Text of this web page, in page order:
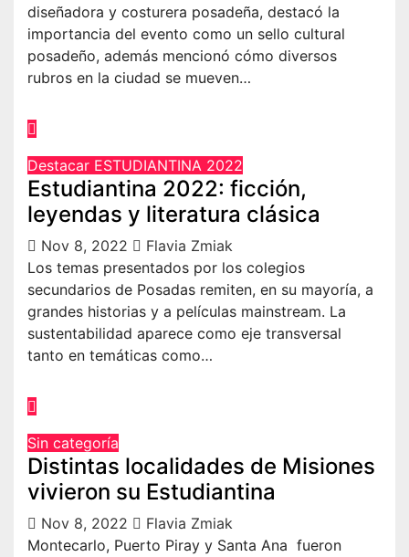
diseñadora y costurera posadeña, destacó la
importancia del evento como un sello cultural
posadeño, además mencionó cómo diversos
rubros en la ciudad se mueven…
Destacar ESTUDIANTINA 2022
Estudiantina 2022: ficción,
leyendas y literatura clásica
Nov 8, 2022
Flavia Zmiak
Los temas presentados por los colegios
secundarios de Posadas remiten, en su mayoría, a
grandes historias y a películas mainstream. La
sustentabilidad aparece como eje transversal
tanto en temáticas como…
Sin categoría
Distintas localidades de Misiones
vivieron su Estudiantina
Nov 8, 2022
Flavia Zmiak
Montecarlo, Puerto Piray y Santa Ana fueron